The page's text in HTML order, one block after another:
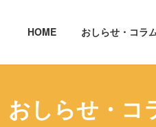
HOME おしらせ・コラ
おしらせ・コ